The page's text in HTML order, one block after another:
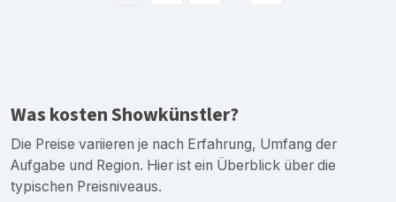
Was kosten Showkünstler?
Die Preise variieren je nach Erfahrung, Umfang der
Aufgabe und Region. Hier ist ein Überblick über die
typischen Preisniveaus.